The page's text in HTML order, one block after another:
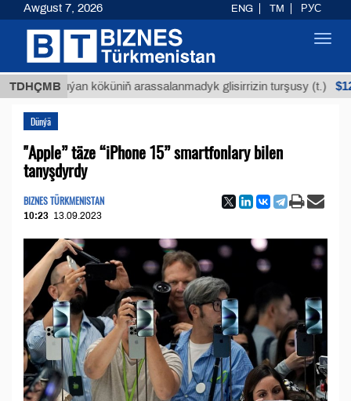
TDHÇMB
Buýan köküniň arassalanmadyk glisirrizin turşusy (t.) $12935,18
Dünýä
"Apple” täze “iPhone 15” smartfonlary bilen
tanyşdyrdy
BIZNES TÜRKMENISTAN
10:23 13.09.2023
Awgust 7, 2026 ENG TM РУС